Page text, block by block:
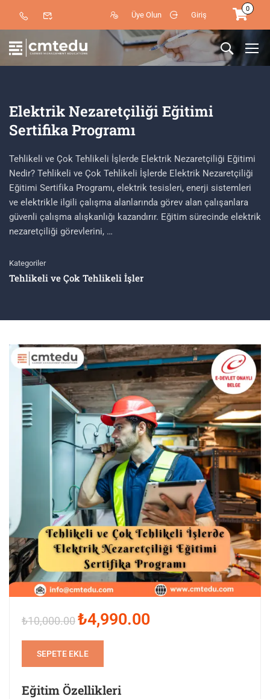
Üye Olun Giriş
0
Elektrik Nezaretçiliği Eğitimi
Sertifika Programı
Tehlikeli ve Çok Tehlikeli İşlerde Elektrik Nezaretçiliği Eğitimi
Nedir? Tehlikeli ve Çok Tehlikeli İşlerde Elektrik Nezaretçiliği
Eğitimi Sertifika Programı, elektrik tesisleri, enerji sistemleri
ve elektrikle ilgili çalışma alanlarında görev alan çalışanlara
güvenli çalışma alışkanlığı kazandırır. Eğitim sürecinde elektrik
nezaretçiliği görevlerini, …
Kategoriler
Tehlikeli ve Çok Tehlikeli İşler
₺10,000.00₺4,990.00
SEPETE EKLE
Eğitim Özellikleri